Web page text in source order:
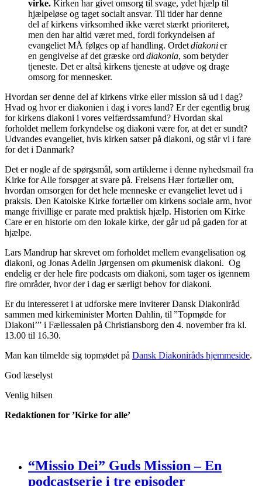
virke. Kirken har givet omsorg til svage, ydet hjælp til
hjælpeløse og taget socialt ansvar. Til tider har denne
del af kirkens virksomhed ikke været stærkt prioriteret,
men den har altid været med, fordi forkyndelsen af
evangeliet MÅ følges op af handling. Ordetdiakonier
en gengivelse af det græske orddiakonia, som betyder
tjeneste. Det er altså kirkens tjeneste at udøve og drage
omsorg for mennesker.
Hvordan ser denne del af kirkens virke eller mission så ud i dag?
Hvad og hvor er diakonien i dag i vores land? Er der egentlig brug
for kirkens diakoni i vores velfærdssamfund? Hvordan skal
forholdet mellem forkyndelse og diakoni være for, at det er sundt?
Udvandes evangeliet, hvis kirken satser på diakoni, og står vi i fare
for det i Danmark?
Det er nogle af de spørgsmål, som artiklerne i denne nyhedsmail fra
Kirke for Alle forsøger at svare på. Frelsens Hær fortæller om,
hvordan omsorgen for det hele menneske er evangeliet levet ud i
praksis. Den Katolske Kirke fortæller om kirkens sociale arm, hvor
mange frivillige er parate med praktisk hjælp. Historien om Kirke
Care er en historie om den lokale kirke, der går ud på gaden for at
hjælpe.
Lars Mandrup har skrevet om forholdet mellem evangelisation og
diakoni, og Jonas Adelin Jørgensen om økumenisk diakoni. Og
endelig er der hele fire podcasts om diakoni, som tager os igennem
fire områder, hvor der i dag er særligt behov for diakoni.
Er du interesseret i at udforske mere inviterer Dansk Diakoniråd
sammen med kirkeminister Morten Dahlin, til ”Topmøde for
Diakoni’” i Fællessalen på Christiansborg den 4. november fra kl.
13.00 til 16.30.
Man kan tilmelde sig topmødet på Dansk Diakoniråds hjemmeside.
God læselyst
Venlig hilsen
Redaktionen for ’Kirke for alle’
“Missio Dei” Guds Mission – En
podcastserie i tre episoder